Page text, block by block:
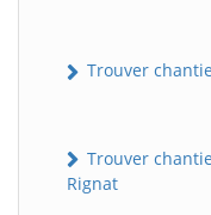
Trouver
Trouver
Rignat